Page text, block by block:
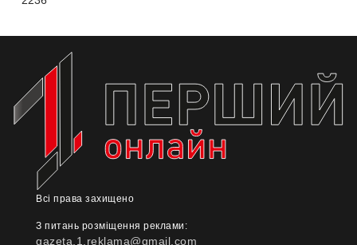
Всі права захищено
З питань розміщення реклами:
gazeta.1.reklama@gmail.com